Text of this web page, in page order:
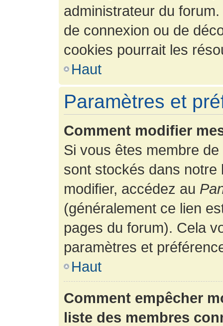
administrateur du
de connexion ou de
cookies pourrait les
Haut
Paramètres et
Comment modifier
Si vous êtes membre
sont stockés dans
modifier, accédez au
(généralement ce lien
pages du forum). Cela
paramètres et
Haut
Comment empêcher
liste des membres